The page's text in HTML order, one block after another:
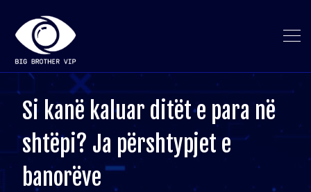
Si kanë kaluar ditët e para në
shtëpi? Ja përshtypjet e
banorëve